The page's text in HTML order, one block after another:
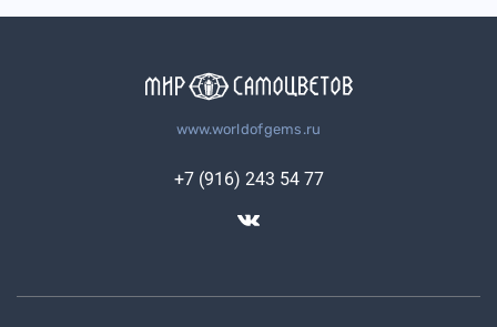
www.worldofgems.ru
+7 (916) 243 54 77